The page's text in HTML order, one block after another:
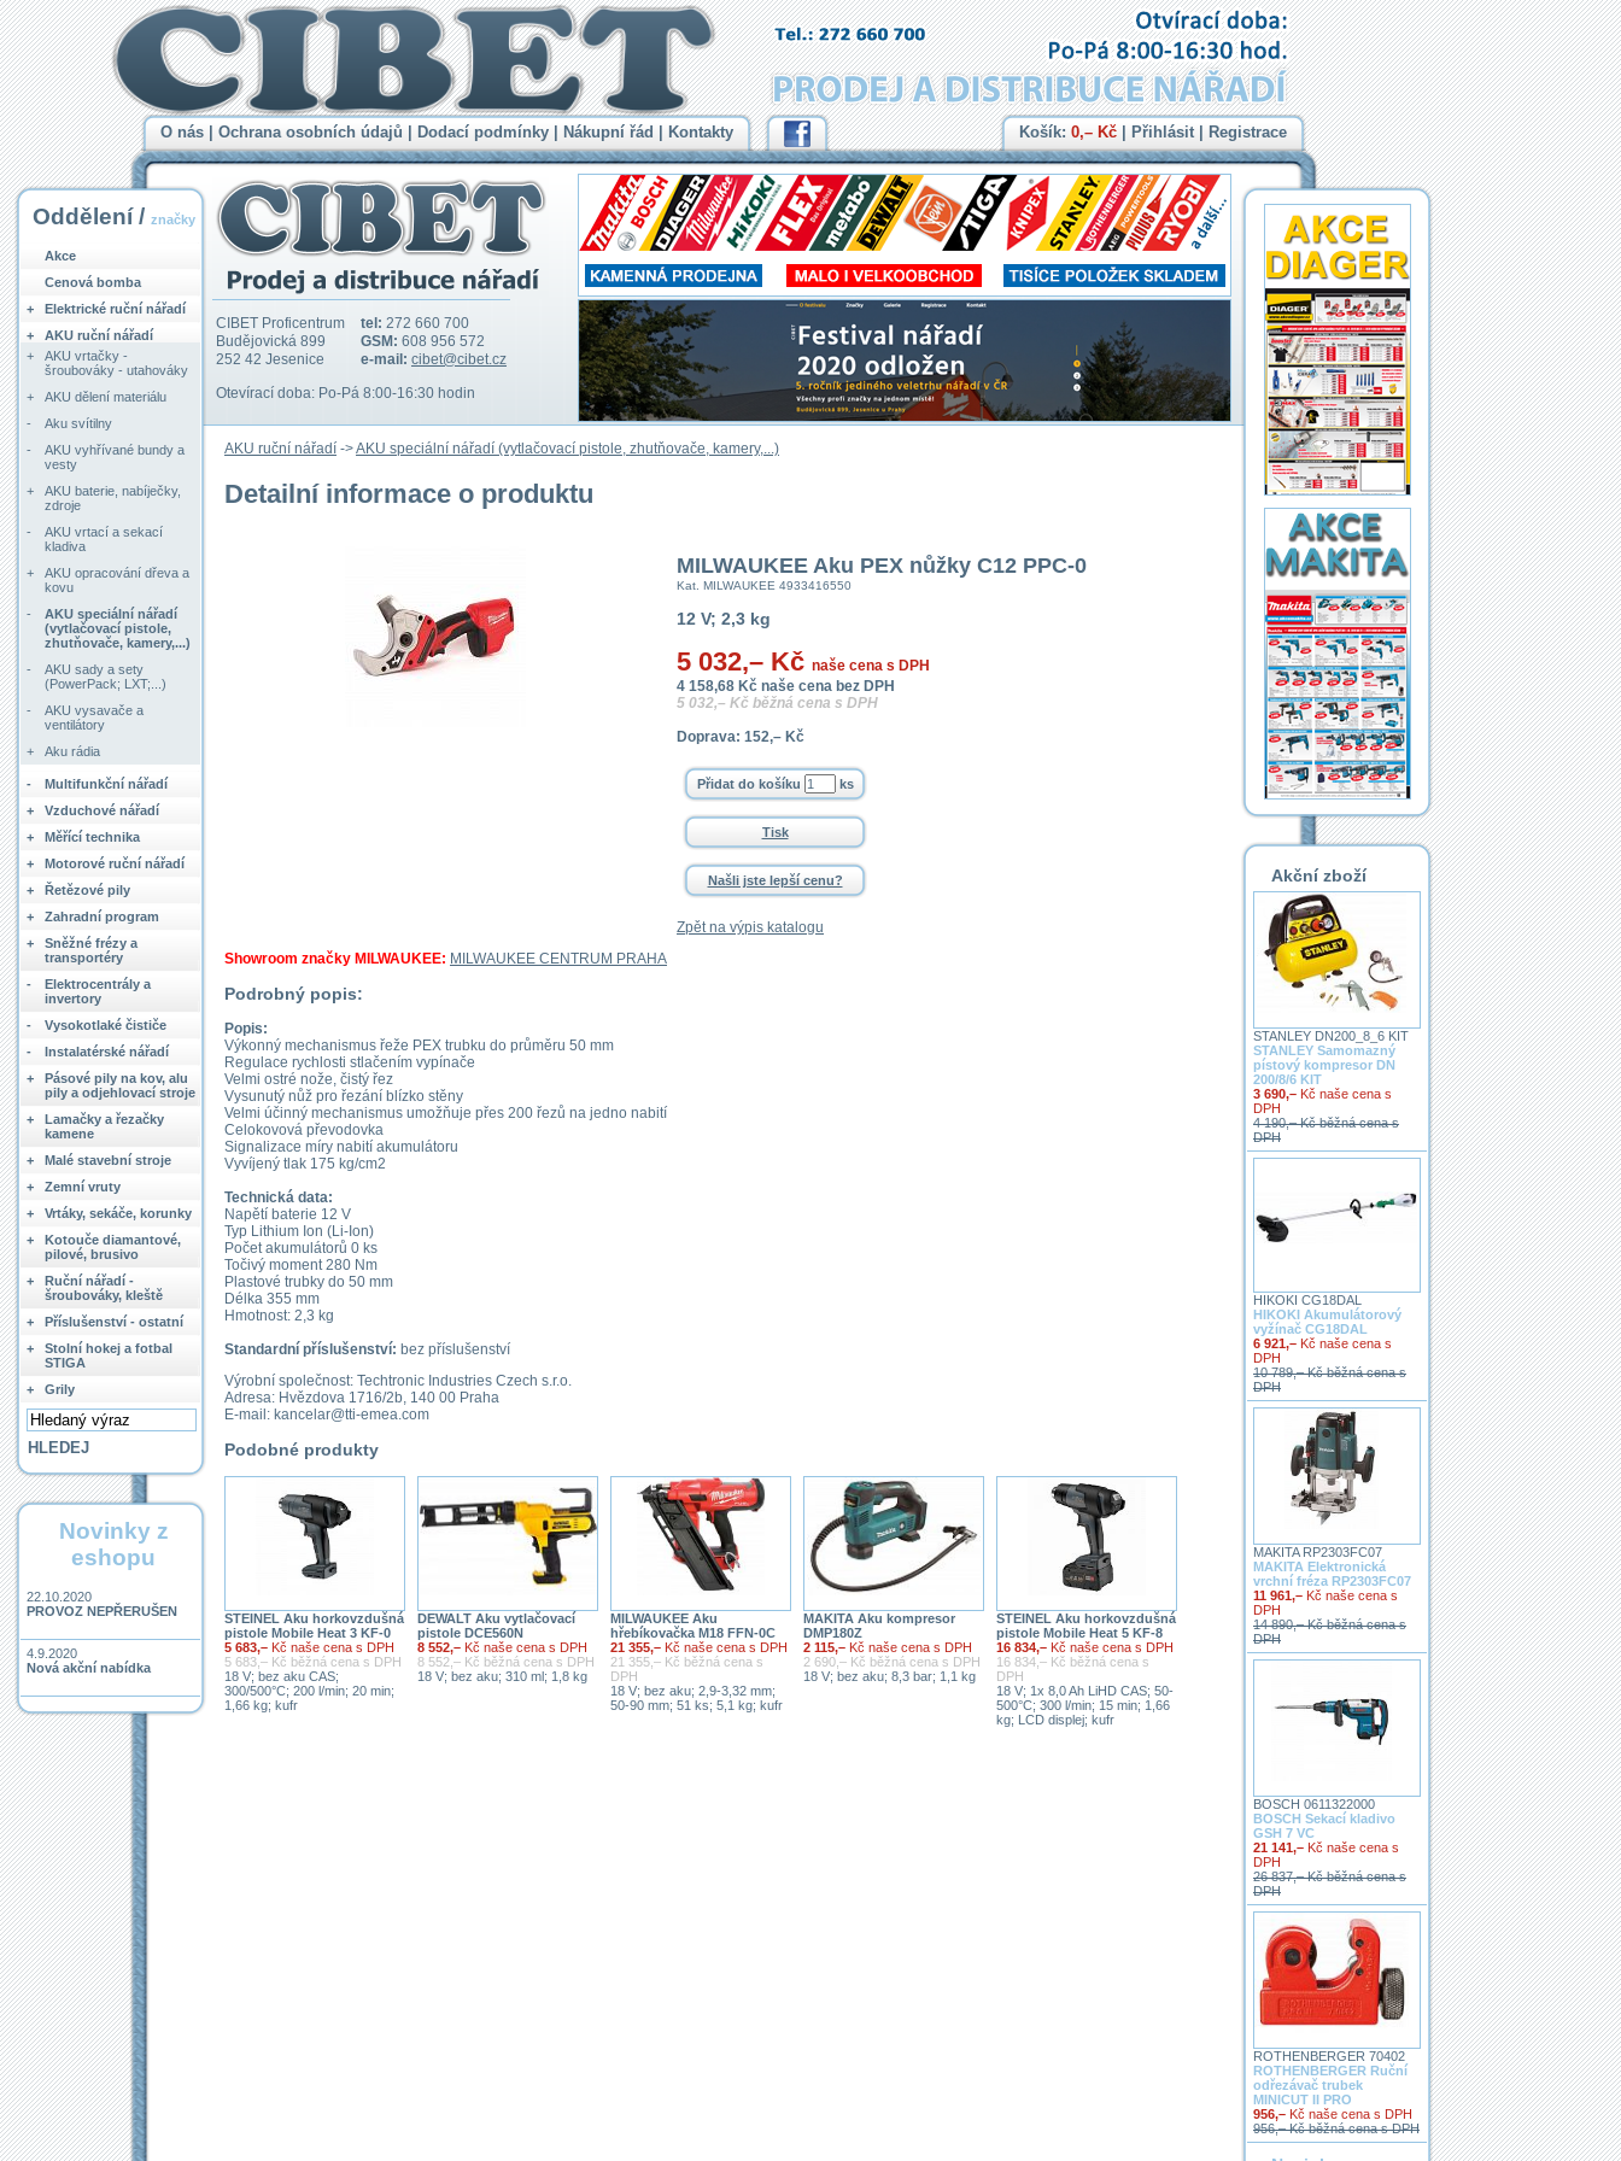
O nás Ochrana osobních údajů Dodací podmínky Nákupní řád Kontakty Košík: 0,– Kč Přihlásit| Registrace
CIBET Proficentrum
Budějovická 899
252 42 Jesenice
tel: 272 660 700
GSM: 608 956 572
e-mail: cibet@cibet.cz
Otevírací doba: Po-Pá 8:00-16:30 hodin
AKU ruční nářadí ->AKU speciální nářadí (vytlačovací pistole, zhutňovače, kamery,...)
Detailní informace o produktu
MILWAUKEE Aku PEX nůžky C12 PPC-0
Kat. MILWAUKEE 4933416550
12 V; 2,3 kg
5 032,– Kč naše cena s DPH
4 158,68 Kč naše cena bez DPH
5 032,– Kč běžná cena s DPH
Doprava: 152,– Kč
ks
Tisk
Našli jste lepší cenu?
Zpět na výpis katalogu
Showroom značky MILWAUKEE: MILWAUKEE CENTRUM PRAHA
Podrobný popis:
Popis:
Výkonný mechanismus řeže PEX trubku do průměru 50 mm
Regulace rychlosti stlačením vypínače
Velmi ostré nože, čistý řez
Vysunutý nůž pro řezání blízko stěny
Velmi účinný mechanismus umožňuje přes 200 řezů na jedno nabití
Celokovová převodovka
Signalizace míry nabití akumulátoru
Vyvíjený tlak 175 kg/cm2
Technická data:
Napětí baterie 12 V
Typ Lithium Ion (Li-Ion)
Počet akumulátorů 0 ks
Točivý moment 280 Nm
Plastové trubky do 50 mm
Délka 355 mm
Hmotnost: 2,3 kg
Standardní příslušenství: bez příslušenství
Výrobní společnost: Techtronic Industries Czech s.r.o.
Adresa: Hvězdova 1716/2b, 140 00 Praha
E-mail: kancelar@tti-emea.com
Podobné produkty
STEINEL Aku horkovzdušná
pistole Mobile Heat 3 KF-0
5 683,– Kč naše cena s DPH
5 683,– Kč běžná cena s DPH
18 V; bez aku CAS;
300/500°C; 200 l/min; 20 min;
1,66 kg; kufr
DEWALT Aku vytlačovací
pistole DCE560N
8 552,– Kč naše cena s DPH
8 552,– Kč běžná cena s DPH
18 V; bez aku; 310 ml; 1,8 kg
MILWAUKEE Aku
hřebíkovačka M18 FFN-0C
21 355,– Kč naše cena s DPH
21 355,– Kč běžná cena s
DPH
18 V; bez aku; 2,9-3,32 mm;
50-90 mm; 51 ks; 5,1 kg; kufr
MAKITA Aku kompresor
DMP180Z
2 115,– Kč naše cena s DPH
2 690,– Kč běžná cena s DPH
18 V; bez aku; 8,3 bar; 1,1 kg
STEINEL Aku horkovzdušná
pistole Mobile Heat 5 KF-8
16 834,– Kč naše cena s DPH
16 834,– Kč běžná cena s
DPH
18 V; 1x 8,0 Ah LiHD CAS; 50-
500°C; 300 l/min; 15 min; 1,66
kg; LCD displej; kufr
Oddělení / značky
Akce
Cenová bomba
+
Elektrické ruční nářadí
+
AKU ruční nářadí
+
AKU vrtačky -
šroubováky - utahováky
+
AKU dělení materiálu
-
Aku svítilny
-
AKU vyhřívané bundy a
vesty
+
AKU baterie, nabíječky,
zdroje
-
AKU vrtací a sekací
kladiva
+
AKU opracování dřeva a
kovu
-
AKU speciální nářadí
(vytlačovací pistole,
zhutňovače, kamery,...)
-
AKU sady a sety
(PowerPack; LXT;...)
-
AKU vysavače a
ventilátory
+
Aku rádia
-
Multifunkční nářadí
+
Vzduchové nářadí
+
Měřící technika
+
Motorové ruční nářadí
+
Řetězové pily
+
Zahradní program
+
Sněžné frézy a
transportéry
-
Elektrocentrály a
invertory
-
Vysokotlaké čističe
-
Instalatérské nářadí
+
Pásové pily na kov, alu
pily a odjehlovací stroje
+
Lamačky a řezačky
kamene
+
Malé stavební stroje
+
Zemní vruty
+
Vrtáky, sekáče, korunky
+
Kotouče diamantové,
pilové, brusivo
+
Ruční nářadí -
šroubováky, kleště
+
Příslušenství - ostatní
+
Stolní hokej a fotbal
STIGA
+
Grily
Novinky z
eshopu
22.10.2020
PROVOZ NEPŘERUŠEN
4.9.2020
Nová akční nabídka
Akční zboží
STANLEY DN200_8_6 KIT
STANLEY Samomazný
pístový kompresor DN
200/8/6 KIT
3 690,– Kč naše cena s
DPH
4 190,– Kč běžná cena s
DPH
HIKOKI CG18DAL
HIKOKI Akumulátorový
vyžínač CG18DAL
6 921,– Kč naše cena s
DPH
10 789,– Kč běžná cena s
DPH
MAKITA RP2303FC07
MAKITA Elektronická
vrchní fréza RP2303FC07
11 961,– Kč naše cena s
DPH
14 890,– Kč běžná cena s
DPH
BOSCH 0611322000
BOSCH Sekací kladivo
GSH 7 VC
21 141,– Kč naše cena s
DPH
26 837,– Kč běžná cena s
DPH
ROTHENBERGER 70402
ROTHENBERGER Ruční
odřezávač trubek
MINICUT II PRO
956,– Kč naše cena s DPH
956,– Kč běžná cena s DPH